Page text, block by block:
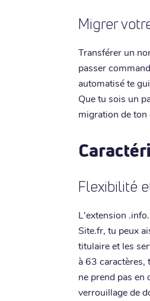
Migrer
Transférer un
passer
automatisé te
Que tu sois un
migration de
Flexibilité
L'extension
Site.fr, tu peux
titulaire et les
à 63 caractères,
ne prend pas en
verrouillage de